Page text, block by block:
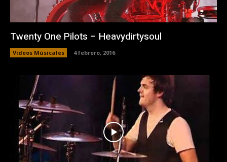
Twenty One Pilots – Heavydirtysoul
Videos Músicales 4 febrero, 2016